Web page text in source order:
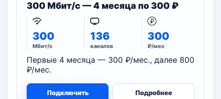
300 Мбит/с — 4 месяца по 300 ₽
300
Мбит/с
136
каналов
300
₽/мес
Первые 4 месяца — 300 ₽/мес., далее 800
₽/мес.
Подключить Подробнее